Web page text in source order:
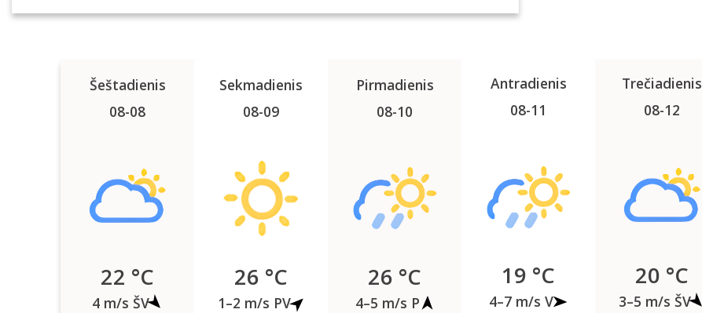
Šeštadienis
08-08
22 °C
4 m/s ŠV
Sekmadienis
08-09
26 °C
1–2 m/s PV
Pirmadienis
08-10
26 °C
4–5 m/s P
Antradienis
08-11
19 °C
4–7 m/s V
Trečiadienis
08-12
20 °C
3–5 m/s ŠV